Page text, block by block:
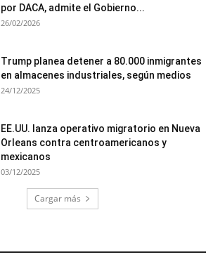
por DACA, admite el Gobierno...
26/02/2026
Trump planea detener a 80.000 inmigrantes
en almacenes industriales, según medios
24/12/2025
EE.UU. lanza operativo migratorio en Nueva
Orleans contra centroamericanos y
mexicanos
03/12/2025
Cargar más